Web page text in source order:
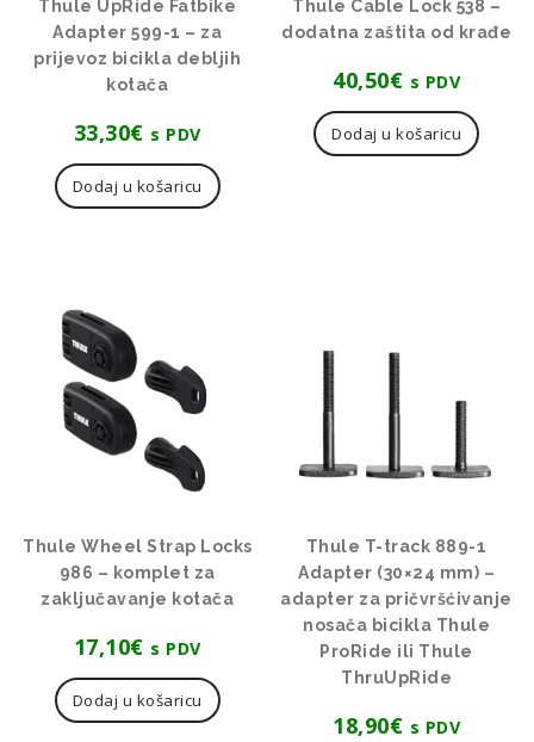
Thule UpRide Fatbike
Adapter 599-1 – za
prijevoz bicikla debljih
kotača
33,30€ s PDV
Dodaj u košaricu
Thule Cable Lock 538 –
dodatna zaštita od krađe
40,50€ s PDV
Dodaj u košaricu
Thule Wheel Strap Locks
986 – komplet za
zaključavanje kotača
17,10€ s PDV
Dodaj u košaricu
Thule T-track 889-1
Adapter (30×24 mm) –
adapter za pričvršćivanje
nosača bicikla Thule
ProRide ili Thule
ThruUpRide
18,90€ s PDV